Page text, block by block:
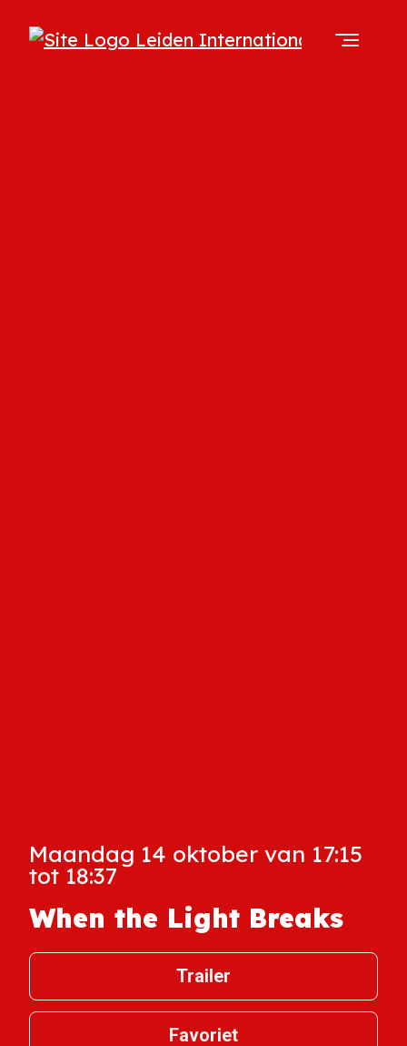
Maandag 14 oktober van 17:15
tot 18:37
When the Light Breaks
Trailer
Favoriet